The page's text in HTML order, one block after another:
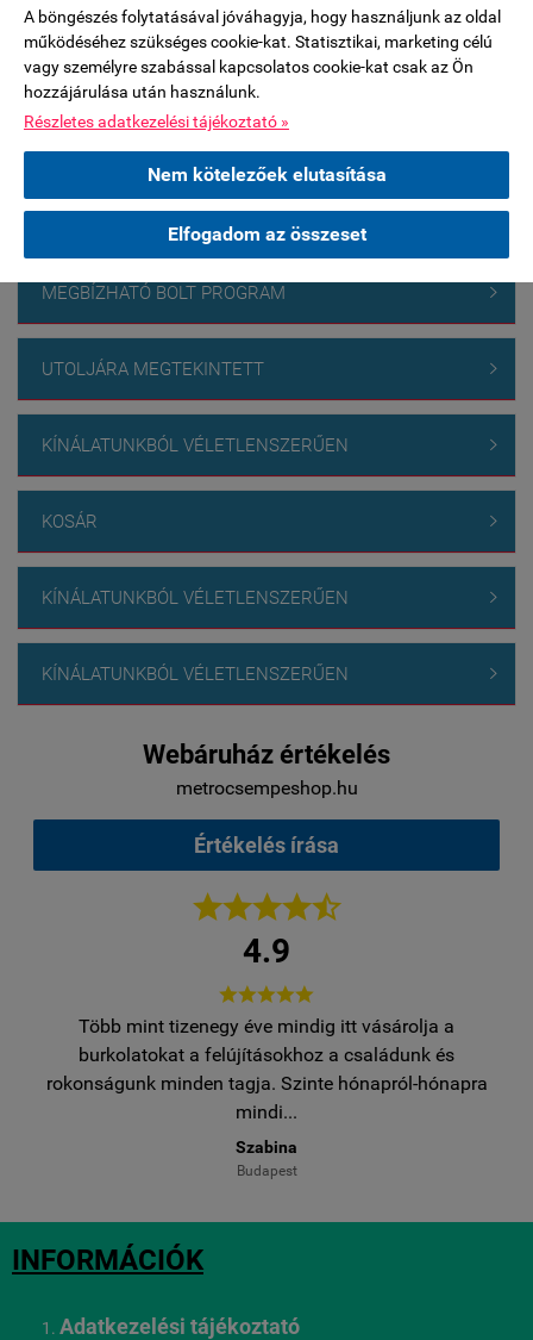
A böngészés folytatásával jóváhagyja, hogy használjunk az oldal
működéséhez szükséges cookie-kat. Statisztikai, marketing célú
vagy személyre szabással kapcsolatos cookie-kat csak az Ön
hozzájárulása után használunk.
Részletes adatkezelési tájékoztató »
Nem kötelezőek elutasítása
Elfogadom az összeset
FACEBOOK
EPOXY GYANTA FELHASZNÁLÁSI ÚTMUTATÓ 
MEGBÍZHATÓ BOLT PROGRAM 
UTOLJÁRA MEGTEKINTETT 
KÍNÁLATUNKBÓL VÉLETLENSZERŰEN 
KOSÁR 
KÍNÁLATUNKBÓL VÉLETLENSZERŰEN 
KÍNÁLATUNKBÓL VÉLETLENSZERŰEN 
Webáruház értékelés
metrocsempeshop.hu
Értékelés írása

4.9

Több mint tizenegy éve mindig itt vásárolja a
burkolatokat a felújításokhoz a családunk és
rokonságunk minden tagja. Szinte hónapról-hónapra
mindi...
Szabina
Budapest
INFORMÁCIÓK
Adatkezelési tájékoztató